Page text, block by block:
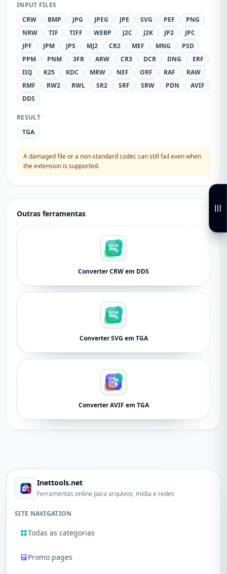
INPUT FILES
CRW
BMP JPG JPEG JPE SVG PEF
PNG
NRW
TIF TIFF WEBP J2C J2K JP2
JPC
JPF
JPM JPS MJ2 CR2 MEF MNG
PSD
PPM
PNM 3FR ARW CR3 DCR DNG
ERF
IIQ
K25 KDC MRW NEF ORF RAF
RAW
RMF
RW2 RWL SR2 SRF SRW PDN
AVIF
DDS
RESULT
TGA
A damaged file or a non-standard codec can still fail even when
the extension is supported.
Outras ferramentas
Converter CRW em DDS
Converter SVG em TGA
Converter AVIF em TGA
Inettools.net
Ferramentas online para arquivos, mídia e redes
SITE NAVIGATION
Todas as categorias
Promo pages